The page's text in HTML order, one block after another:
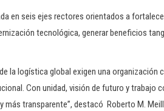
en seis ejes rectores orientados a
tecnológica, generar beneficios
la logística global exigen una organización
Con unidad, visión de futuro y trabajo
más transparente”, destacó Roberto M.